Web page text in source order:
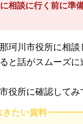
相談に行く前に準
珂川市役所に相談
と話がスムーズに
役所に確認してみ
きたい資料